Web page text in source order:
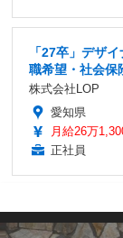
「27卒」デザ
職希望・社会保
株式会社LOP
愛知県
月給26万
正社員